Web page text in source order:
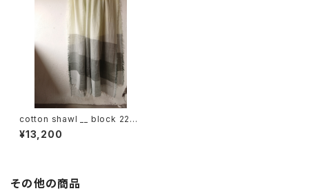
cotton shawl __ block 220-
120 樹陰
¥13,200
その他の商品